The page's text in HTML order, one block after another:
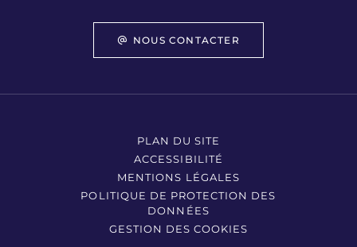
NOUS CONTACTER
PLAN DU SITE
ACCESSIBILITÉ
MENTIONS LÉGALES
POLITIQUE DE PROTECTION DES
DONNÉES
GESTION DES COOKIES